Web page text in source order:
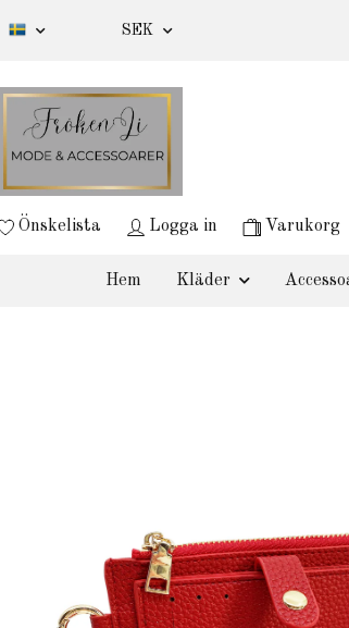
SEK
Önskelista Logga in Varukorg
Hem Kläder